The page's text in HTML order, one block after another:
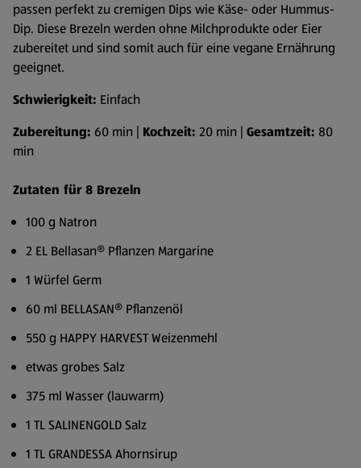
passen perfekt zu cremigen Dips wie Käse- oder Hummus-
Dip. Diese Brezeln werden ohne Milchprodukte oder Eier
zubereitet und sind somit auch für eine vegane Ernährung
geeignet.
Schwierigkeit: Einfach
Zubereitung: 60 min | Kochzeit: 20 min | Gesamtzeit: 80
min
Zutaten für 8 Brezeln
100 g Natron
2 EL Bellasan® Pflanzen Margarine
1 Würfel Germ
60 ml BELLASAN® Pflanzenöl
550 g HAPPY HARVEST Weizenmehl
etwas grobes Salz
375 ml Wasser (lauwarm)
1 TL SALINENGOLD Salz
1 TL GRANDESSA Ahornsirup